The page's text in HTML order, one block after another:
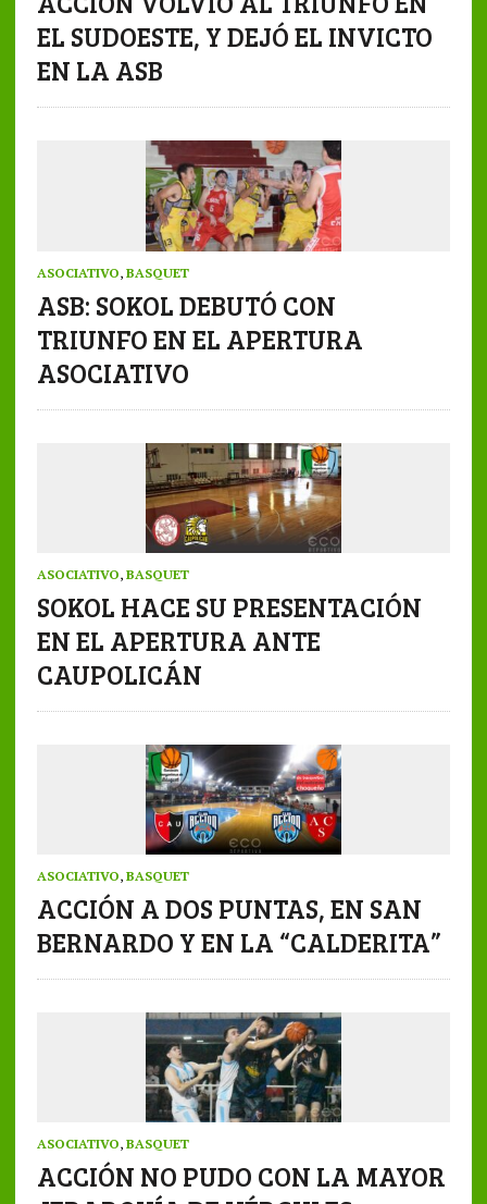
EL SUDOESTE, Y DEJÓ EL INVICTO
EN LA ASB
ASOCIATIVO, BASQUET
ASB: SOKOL DEBUTÓ CON
TRIUNFO EN EL APERTURA
ASOCIATIVO
ASOCIATIVO, BASQUET
SOKOL HACE SU PRESENTACIÓN
EN EL APERTURA ANTE
CAUPOLICÁN
ASOCIATIVO, BASQUET
ACCIÓN A DOS PUNTAS, EN SAN
BERNARDO Y EN LA “CALDERITA”
ASOCIATIVO, BASQUET
ACCIÓN NO PUDO CON LA MAYOR